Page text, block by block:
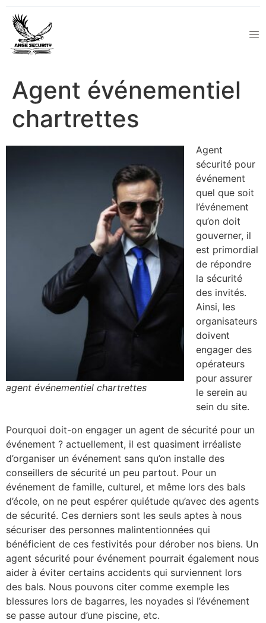
Agent événementiel
chartrettes
agent événementiel chartrettes
Agent
sécurité pour
événement
quel que soit
l’événement
qu’on doit
gouverner, il
est primordial
de répondre
la sécurité
des invités.
Ainsi, les
organisateurs
doivent
engager des
opérateurs
pour assurer
le serein au
sein du site.
Pourquoi doit-on engager un agent de sécurité pour un
événement ? actuellement, il est quasiment irréaliste
d’organiser un événement sans qu’on installe des
conseillers de sécurité un peu partout. Pour un
événement de famille, culturel, et même lors des bals
d’école, on ne peut espérer quiétude qu’avec des agents
de sécurité. Ces derniers sont les seuls aptes à nous
sécuriser des personnes malintentionnées qui
bénéficient de ces festivités pour dérober nos biens. Un
agent sécurité pour événement pourrait également nous
aider à éviter certains accidents qui surviennent lors
des bals. Nous pouvons citer comme exemple les
blessures lors de bagarres, les noyades si l’événement
se passe autour d’une piscine, etc.